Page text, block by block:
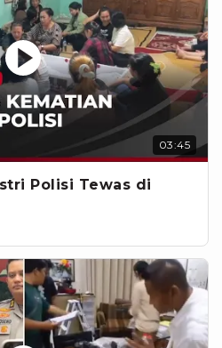
03:45
Polisi Tewas di